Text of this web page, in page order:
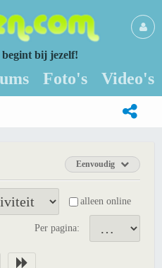
begint bij jezelf!
Foto's Video's
Eenvoudig
alleen online
Per pagina: